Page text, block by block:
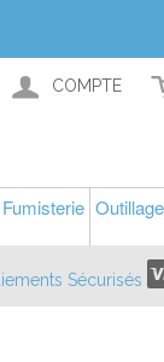
COMPTE
Fumisterie Outillage
Sécurisés